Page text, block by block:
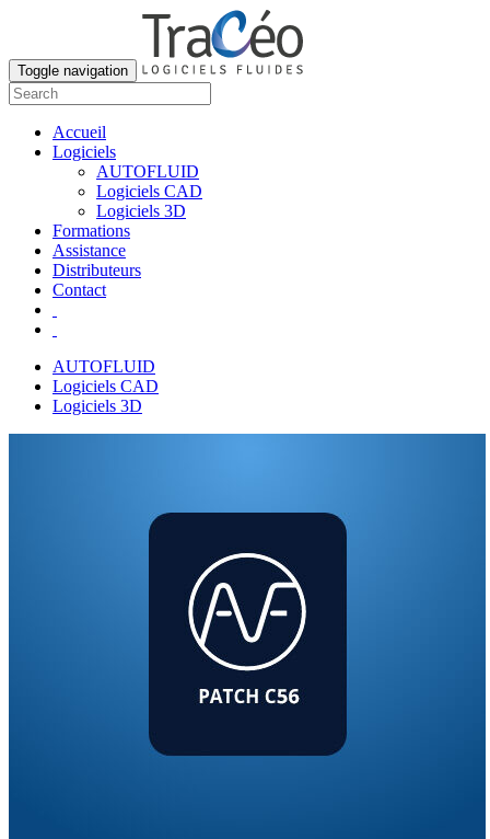
Toggle navigation
Accueil
Logiciels
AUTOFLUID
Logiciels CAD
Logiciels 3D
Formations
Assistance
Distributeurs
Contact
AUTOFLUID
Logiciels CAD
Logiciels 3D